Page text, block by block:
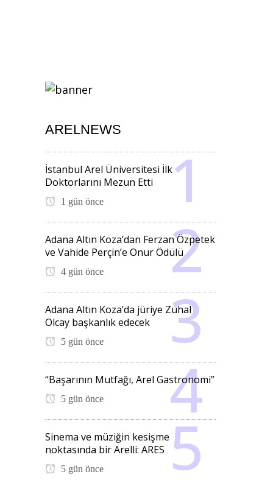
ARELNEWS
İstanbul Arel Üniversitesi İlk
Doktorlarını Mezun Etti
1 gün önce
Adana Altın Koza’dan Ferzan Özpetek
ve Vahide Perçin’e Onur Ödülü
4 gün önce
Adana Altın Koza’da jüriye Zuhal
Olcay başkanlık edecek
5 gün önce
“Başarının Mutfağı, Arel Gastronomi”
5 gün önce
Sinema ve müziğin kesişme
noktasında bir Arelli: ARES
5 gün önce